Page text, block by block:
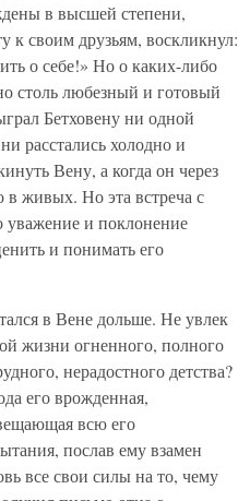
в высшей степени,
к своим друзьям, воскликнул:
о себе!» Но о каких-либо
столь любезный и готовый
Бетховену ни одной
расстались холодно и
Вену, а когда он через
в живых. Но эта встреча с
уважение и поклонение
и понимать его
в Вене дольше. Не увлек
жизни огненного, полного
нерадостного детства?
его врожденная,
всю его
послав ему взамен
все свои силы на то, чему